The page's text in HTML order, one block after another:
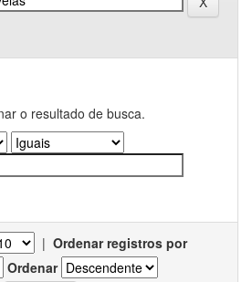
o resultado de busca.
| Ordenar registros por
Ordenar